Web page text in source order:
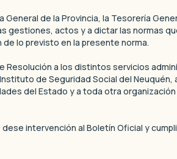
General de la Provincia, la Tesorería
gestiones, actos y a dictar las normas
lo previsto en la presente norma.
Resolución a los distintos servicios
de Seguridad Social del Neuquén,
del Estado y a toda otra
intervención al Boletín Oficial y